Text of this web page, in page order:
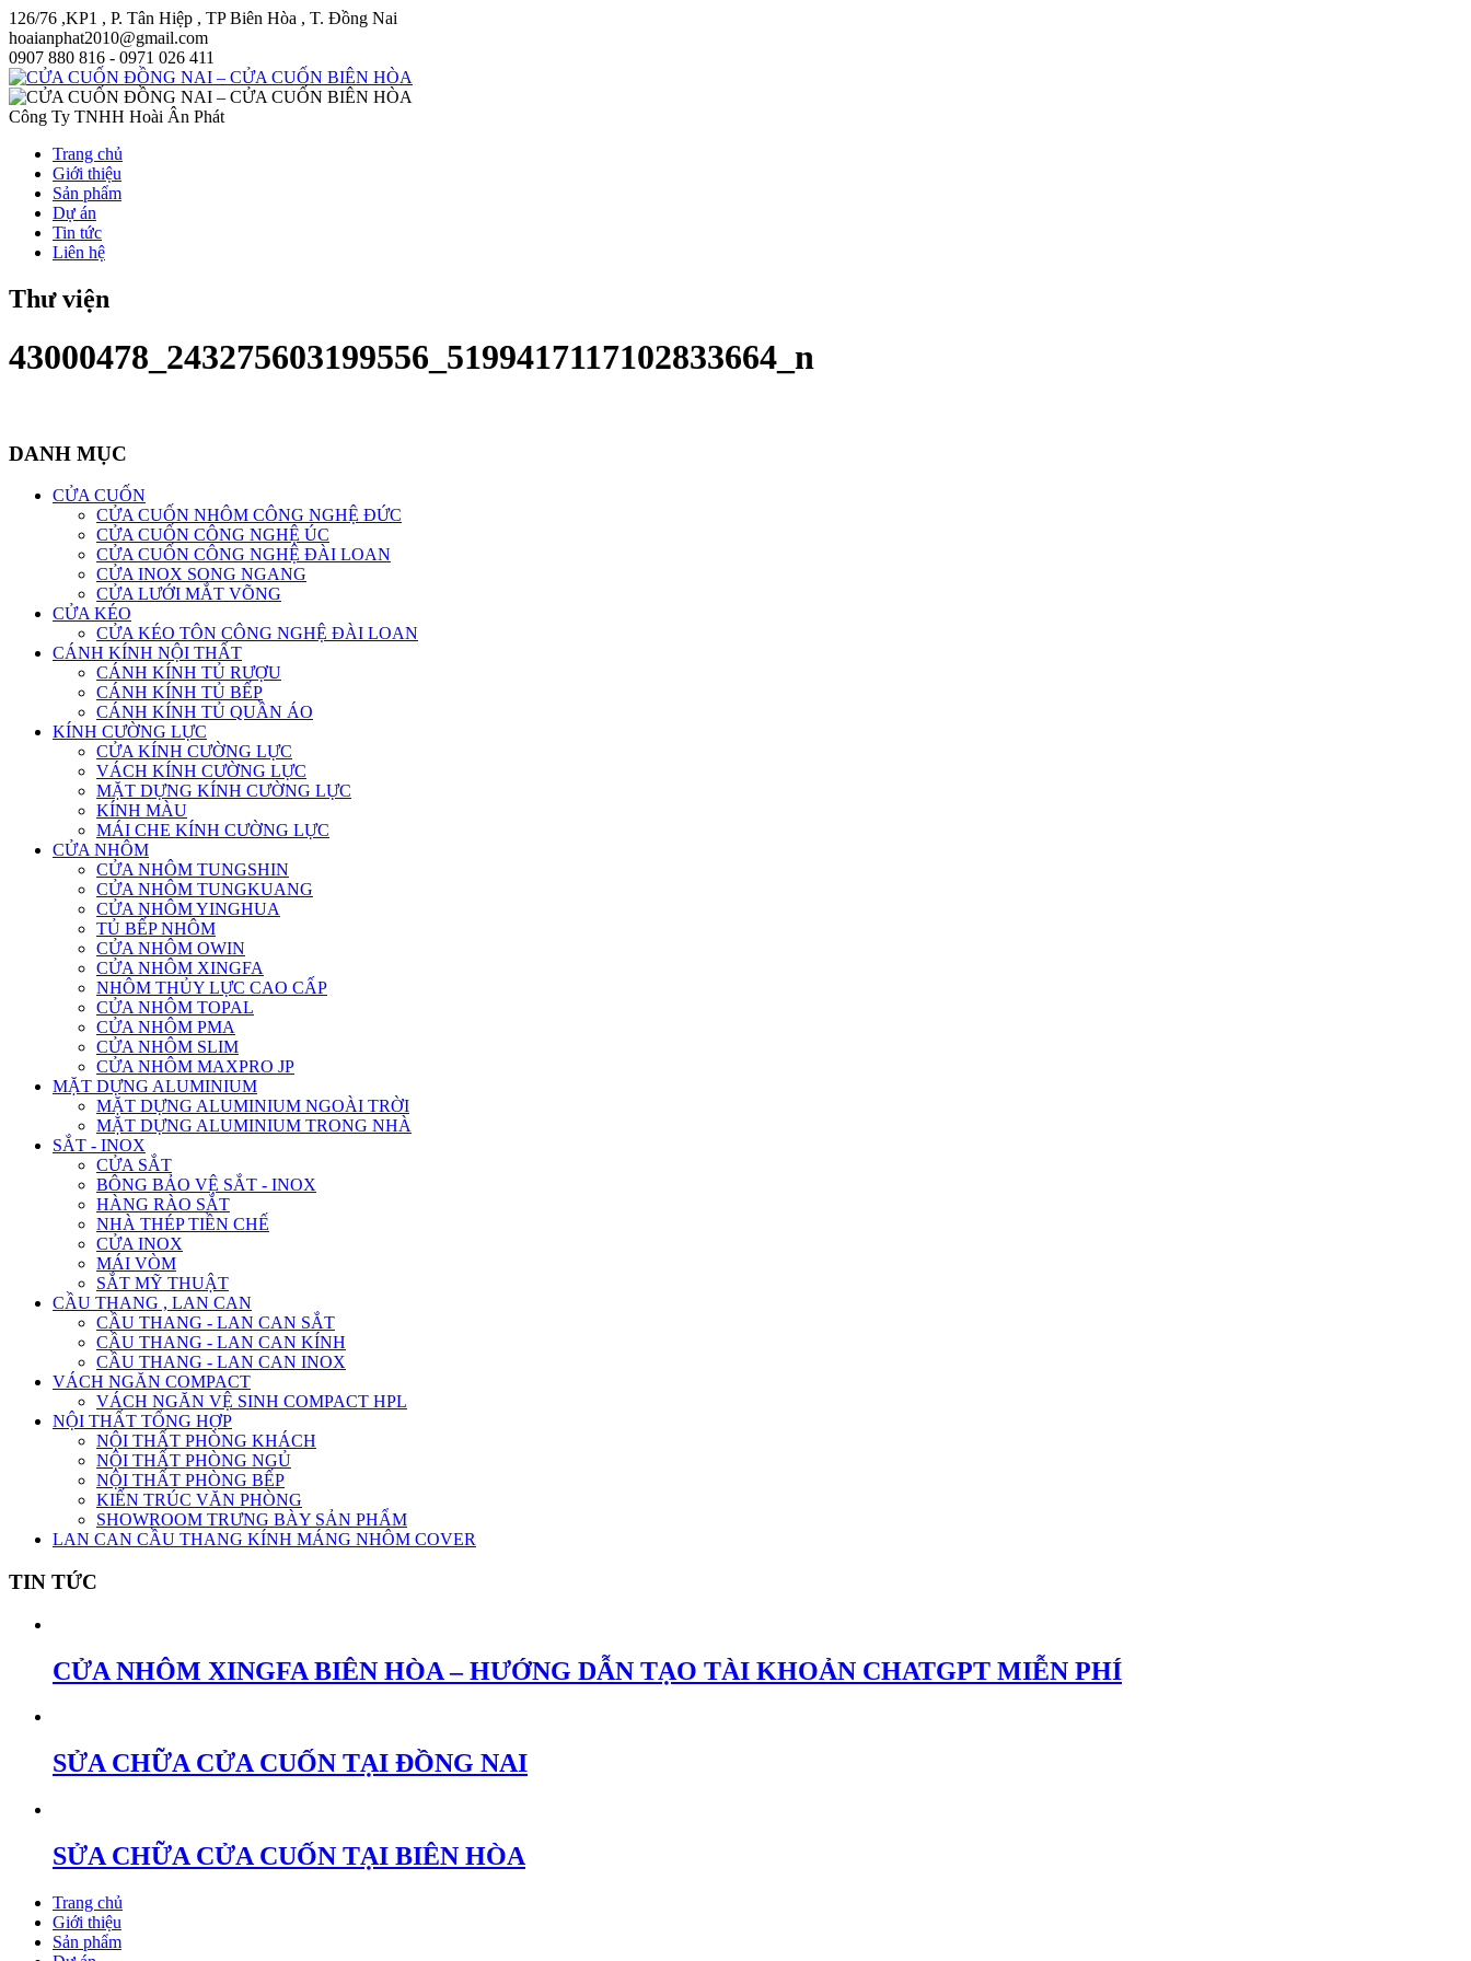
126/76 ,KP1 , P. Tân Hiệp , TP Biên Hòa , T. Đồng Nai
hoaianphat2010@gmail.com
0907 880 816 - 0971 026 411
Công Ty TNHH Hoài Ân Phát
Trang chủ
Giới thiệu
Sản phẩm
Dự án
Tin tức
Liên hệ
Thư viện
43000478_243275603199556_5199417117102833664_n
DANH MỤC
CỬA CUỐN
CỬA CUỐN NHÔM CÔNG NGHỆ ĐỨC
CỬA CUỐN CÔNG NGHỆ ÚC
CỬA CUỐN CÔNG NGHỆ ĐÀI LOAN
CỬA INOX SONG NGANG
CỬA LƯỚI MẮT VÕNG
CỬA KÉO
CỬA KÉO TÔN CÔNG NGHỆ ĐÀI LOAN
CÁNH KÍNH NỘI THẤT
CÁNH KÍNH TỦ RƯỢU
CÁNH KÍNH TỦ BẾP
CÁNH KÍNH TỦ QUẦN ÁO
KÍNH CƯỜNG LỰC
CỬA KÍNH CƯỜNG LỰC
VÁCH KÍNH CƯỜNG LỰC
MẶT DỰNG KÍNH CƯỜNG LỰC
KÍNH MÀU
MÁI CHE KÍNH CƯỜNG LỰC
CỬA NHÔM
CỬA NHÔM TUNGSHIN
CỬA NHÔM TUNGKUANG
CỬA NHÔM YINGHUA
TỦ BẾP NHÔM
CỬA NHÔM OWIN
CỬA NHÔM XINGFA
NHÔM THỦY LỰC CAO CẤP
CỬA NHÔM TOPAL
CỬA NHÔM PMA
CỬA NHÔM SLIM
CỬA NHÔM MAXPRO JP
MẶT DỰNG ALUMINIUM
MẶT DỰNG ALUMINIUM NGOÀI TRỜI
MẶT DỰNG ALUMINIUM TRONG NHÀ
SẮT - INOX
CỬA SẮT
BÔNG BẢO VỆ SẮT - INOX
HÀNG RÀO SẮT
NHÀ THÉP TIỀN CHẾ
CỬA INOX
MÁI VÒM
SẮT MỸ THUẬT
CẦU THANG , LAN CAN
CẦU THANG - LAN CAN SẮT
CẦU THANG - LAN CAN KÍNH
CẦU THANG - LAN CAN INOX
VÁCH NGĂN COMPACT
VÁCH NGĂN VỆ SINH COMPACT HPL
NỘI THẤT TỔNG HỢP
NỘI THẤT PHÒNG KHÁCH
NỘI THẤT PHÒNG NGỦ
NỘI THẤT PHÒNG BẾP
KIẾN TRÚC VĂN PHÒNG
SHOWROOM TRƯNG BÀY SẢN PHẨM
LAN CAN CẦU THANG KÍNH MÁNG NHÔM COVER
TIN TỨC
CỬA NHÔM XINGFA BIÊN HÒA – HƯỚNG DẪN TẠO TÀI KHOẢN CHATGPT MIỄN PHÍ
SỬA CHỮA CỬA CUỐN TẠI ĐỒNG NAI
SỬA CHỮA CỬA CUỐN TẠI BIÊN HÒA
Trang chủ
Giới thiệu
Sản phẩm